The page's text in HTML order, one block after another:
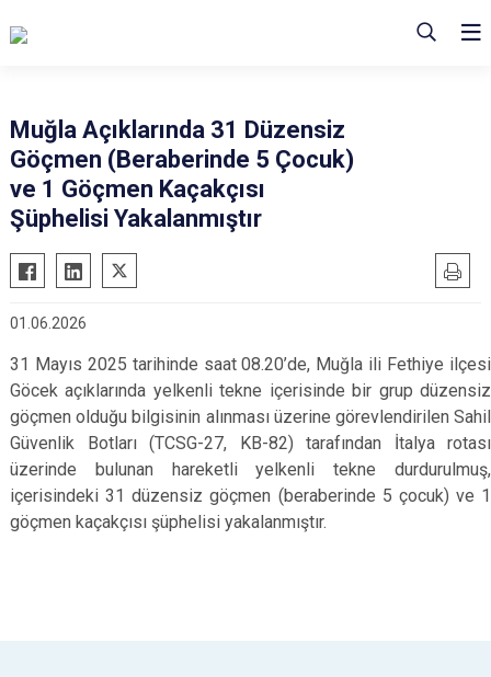
Muğla Açıklarında 31 Düzensiz
Göçmen (Beraberinde 5 Çocuk)
ve 1 Göçmen Kaçakçısı
Şüphelisi Yakalanmıştır
01.06.2026
31 Mayıs 2025 tarihinde saat 08.20’de, Muğla ili Fethiye ilçesi
Göcek açıklarında yelkenli tekne içerisinde bir grup düzensiz
göçmen olduğu bilgisinin alınması üzerine görevlendirilen Sahil
Güvenlik Botları (TCSG-27, KB-82) tarafından İtalya rotası
üzerinde bulunan hareketli yelkenli tekne durdurulmuş,
içerisindeki 31 düzensiz göçmen (beraberinde 5 çocuk) ve 1
göçmen kaçakçısı şüphelisi yakalanmıştır.